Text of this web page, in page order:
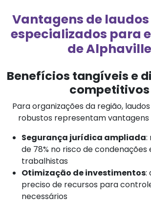
Vantagens de
especializados para
de Alphaville
Benefícios tangíveis e
competitivos
Para organizações da região,
robustos representam vantagens
Segurança jurídica ampliada:
de 78% no risco de condenações
trabalhistas
Otimização de investimentos:
preciso de recursos para
necessários